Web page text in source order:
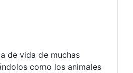
de vida de muchas
como los animales